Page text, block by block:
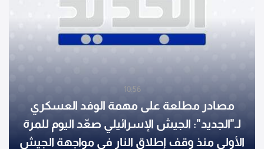
10:56
مصادر مطلعة على مهمة الوفد العسكري
لـ"الجديد": الجيش الإسرائيلي صعّد اليوم للمرة
الأولى منذ وقف إطلاق النار في مواجهة الجيش